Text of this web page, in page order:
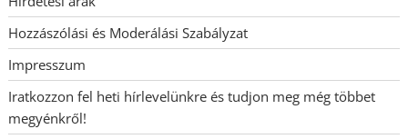
Hozzászólási és Moderálási Szabályzat
Impresszum
Iratkozzon fel heti hírlevelünkre és tudjon meg még többet
megyénkről!